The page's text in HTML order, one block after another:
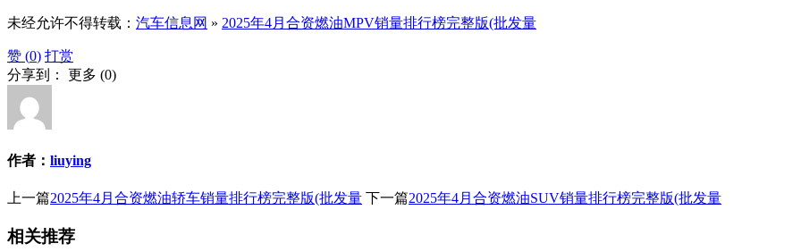
未经允许不得转载： 汽车信息网 » 2025年4月合资燃油MPV销量排行榜完整版(批发量
赞 (0) 打赏
分享到： 更多 (0)
作者： liuying
上一篇2025年4月合资燃油轿车销量排行榜完整版(批发量 下一篇2025年4月合资燃油SUV销量排行榜完整版(批发量
相关推荐